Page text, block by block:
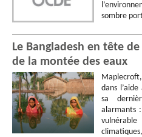
sombre
Le Bangladesh en tête
de la montée des eaux
dans
sa
alarmants